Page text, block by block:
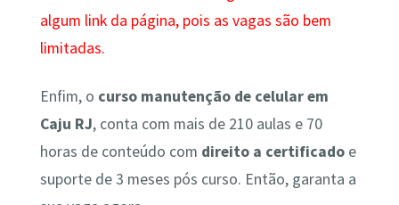
algum link da página, pois as vagas são bem
limitadas.
Enfim, o curso manutenção de celular em
Caju RJ, conta com mais de 210 aulas e 70
horas de conteúdo com direito a certificadoe
suporte de 3 meses pós curso. Então, garanta a